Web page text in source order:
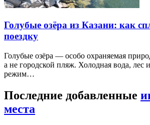
Голубые озёра из Казани: как
поездку
Голубые озёра — особо охраняемая
а не городской пляж. Холодная вода, лес
режим…
Последние добавленные
места